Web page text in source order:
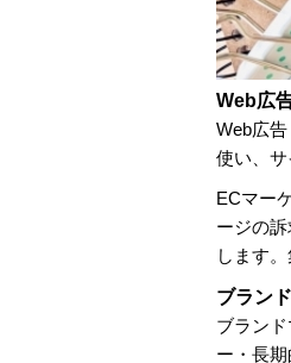
Web広
Web広
使い、サ
ECマー
ージの
します
ブラン
ブラン
ー・長期